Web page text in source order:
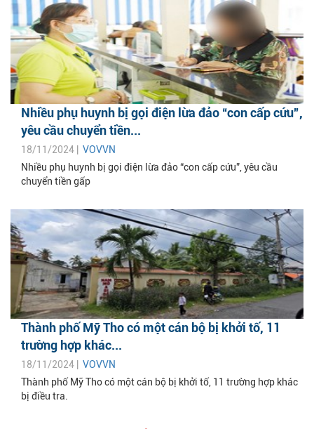
Nhiều phụ huynh bị gọi điện lừa đảo “con cấp cứu”,
yêu cầu chuyển tiền...
18/11/2024 | VOVVN
Nhiều phụ huynh bị gọi điện lừa đảo “con cấp cứu”, yêu cầu
chuyển tiền gấp
Thành phố Mỹ Tho có một cán bộ bị khởi tố, 11
trường hợp khác...
18/11/2024 | VOVVN
Thành phố Mỹ Tho có một cán bộ bị khởi tố, 11 trường hợp khác
bị điều tra.